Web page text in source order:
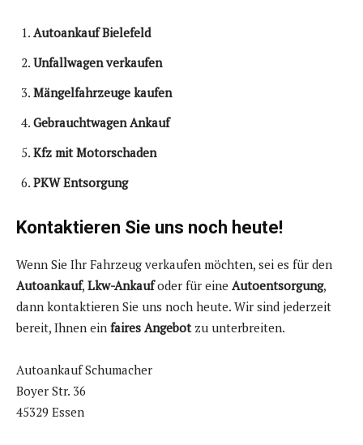
Autoankauf Bielefeld
Unfallwagen verkaufen
Mängelfahrzeuge kaufen
Gebrauchtwagen Ankauf
Kfz mit Motorschaden
PKW Entsorgung
Kontaktieren Sie uns noch heute!
Wenn Sie Ihr Fahrzeug verkaufen möchten, sei es für den
Autoankauf, Lkw-Ankaufoder für eine Autoentsorgung,
dann kontaktieren Sie uns noch heute. Wir sind jederzeit
bereit, Ihnen ein faires Angebotzu unterbreiten.
Autoankauf Schumacher
Boyer Str. 36
45329 Essen